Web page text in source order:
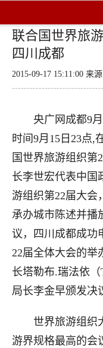
联合国世界旅
四川成都
2015-09-17 15:11:00 来源
央广网成都9
时间9月15日23点,
国世界旅游组织第
长李世宏代表中国
游组织第22届大会
承办城市陈述并播
议，四川成都成功
22届全体大会的举
长塔勒布.瑞法依 （
局长李金早颁发决
世界旅游组织
游界规格最高的会